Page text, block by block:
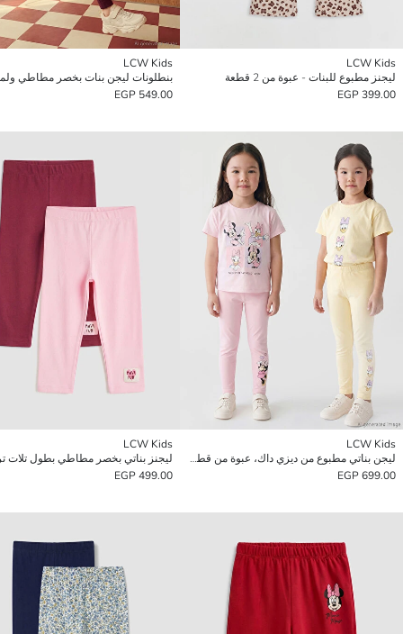
LCW Kids
ليجنز مطبوع للبنات - عبوة من 2 قطعة
399.00 EGP
LCW Kids
549.00 EGP
LCW Kids
ليجن بناتي مطبوع من ديزي داك، عبوة من قطعتين
699.00 EGP
LCW Kids
499.00 EGP